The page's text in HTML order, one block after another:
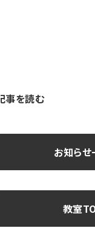
事を読む
お知ら
教室